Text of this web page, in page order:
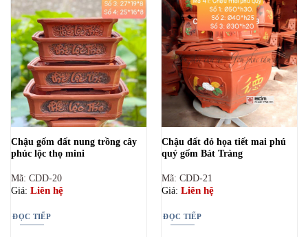
có
nhiều
biến
thể.
Các
tùy
chọn
có
thể
được
chọn
trên
trang
phẩm
Chậu gốm đất nung trồng cây
phúc lộc thọ mini
Mã: CDD-20
Giá: Liên hệ
ĐỌC TIẾP
Chậu đất đỏ họa tiết mai phú
quý gốm Bát Tràng
Mã: CDD-21
Giá: Liên hệ
ĐỌC TIẾP